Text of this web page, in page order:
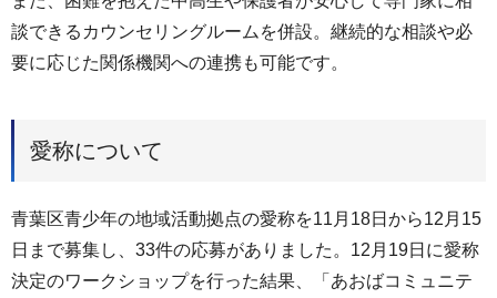
談できるカウンセリングルームを併設。継続的な相談や必
要に応じた関係機関への連携も可能です。
愛称について
青葉区青少年の地域活動拠点の愛称を11月18日から12月15
日まで募集し、33件の応募がありました。12月19日に愛称
決定のワークショップを行った結果、「あおばコミュニテ